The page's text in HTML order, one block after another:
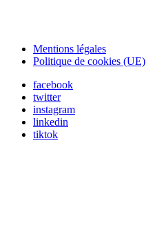
Mentions légales
Politique de cookies (UE)
facebook
twitter
instagram
linkedin
tiktok